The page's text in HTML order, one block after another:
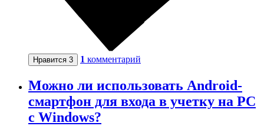
Нравится 3 1 комментарий
Можно ли использовать Android-
смартфон для входа в учетку на PC
с Windows?